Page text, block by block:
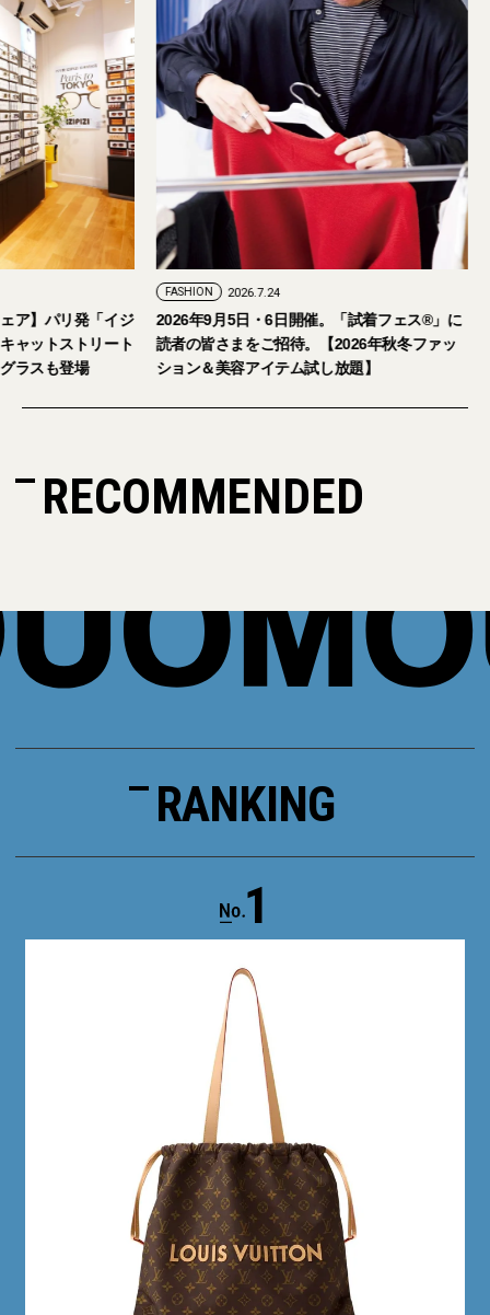
【おしゃれな大人のアイウェア】パリ発「イジ
ピジ」が国内初の旗艦店をキャットストリート
にオープン。日本限定サングラスも登場
2026年9月5日・6
読者の皆さまをご
ション＆美容アイ
RECOMMENDED
RANKING
1